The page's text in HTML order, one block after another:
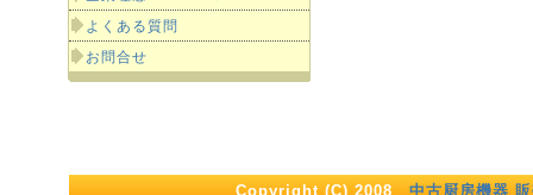
よくある質問
お問合せ
Copyright (C) 2008 中古厨房機器